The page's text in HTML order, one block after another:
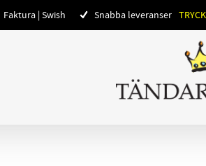
Faktura | Swish Snabba leveranser